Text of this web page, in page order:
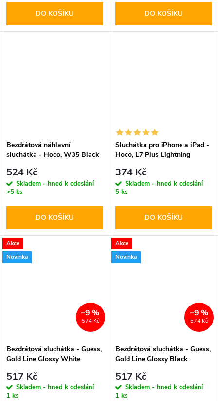
DO KOŠÍKU DO KOŠÍKU
Bezdrátová náhlavní
sluchátka - Hoco, W35 Black
524 Kč
Skladem - hned k odeslání
>5 ks
DO KOŠÍKU
Sluchátka pro iPhone a iPad -
Hoco, L7 Plus Lightning
374 Kč
Skladem - hned k odeslání
5 ks
DO KOŠÍKU
Akce
Novinka
574 Kč
–9 %
Bezdrátová sluchátka - Guess,
Gold Line Glossy White
517 Kč
Skladem - hned k odeslání
1 ks
Akce
Novinka
574 Kč
–9 %
Bezdrátová sluchátka - Guess,
Gold Line Glossy Black
517 Kč
Skladem - hned k odeslání
1 ks